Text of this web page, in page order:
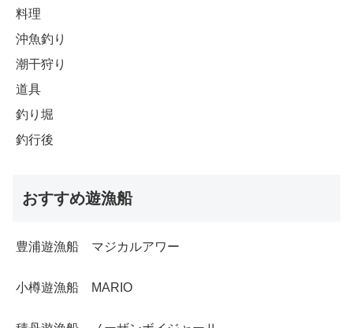
料理
沖魚釣り
潮干狩り
道具
釣り堀
釣行後
おすすめ遊漁船
豊浦遊漁船 マジカルアワー
小樽遊漁船 MARIO